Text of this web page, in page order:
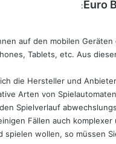
:
auf den mobilen
Tablets, etc. Aus
die Hersteller und
Arten von
Spielverlauf
Fällen auch
spielen wollen, so müssen